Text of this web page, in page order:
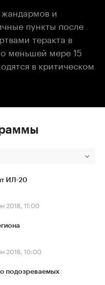
и
пункты после
теракта в
меньшей мере 15
в критическом
ИЛ-20
2018, 11:00
2018, 10:00
подозреваемых